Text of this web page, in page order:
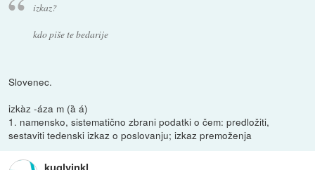
izkaz?
kdo piše te bedarije
Slovenec.
izkàz -áza m (ȁ á)
1. namensko, sistematično zbrani podatki o čem: predložiti,
sestaviti tedenski izkaz o poslovanju; izkaz premoženja